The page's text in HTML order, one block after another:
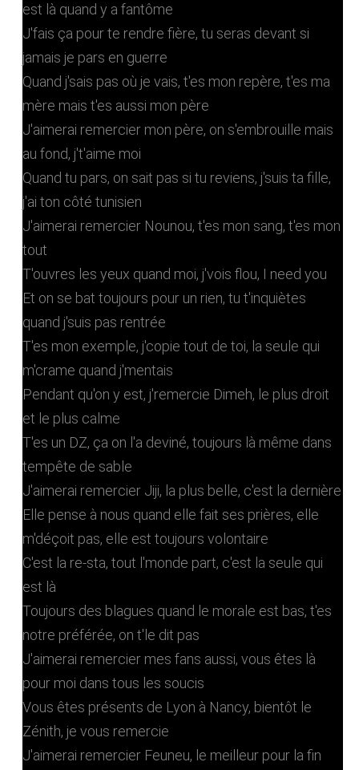
est là quand y a fantôme
J'fais ça pour te rendre fière, tu seras devant si
jamais je pars en guerre
Quand j'sais pas où je vais, t'es mon repère, t'es ma
mère mais t'es aussi mon père
J'aimerai remercier mon père, on s'embrouille mais
au fond, j't'aime moi
Quand tu pars, on sait pas si tu reviens, j'suis ta fille,
j'ai ton côté tunisien
J'aimerai remercier Nounou, t'es mon sang, t'es mon
tout
T'ouvres les yeux quand moi, j'vois flou, I need you
Et on se bat toujours pour un rien, tu t'inquiètes
quand j'suis pas rentrée
T'es mon exemple, j'copie tout de toi, la seule qui
m'crame quand j'mentais
Pendant qu'on y est, j'remercie Dimeh, le plus droit
et le plus calme
T'es un DZ, ça on l'a deviné, toujours là même dans
tempête de sable
J'aimerai remercier Jiji, la plus belle, c'est la dernière
Elle pense à nous quand elle fait ses prières, elle
m'déçoit pas, elle est toujours volontaire
C'est la re-sta, tout l'monde part, c'est la seule qui
est là
Toujours des blagues quand le morale est bas, t'es
notre préférée, on t'le dit pas
J'aimerai remercier mes fans aussi, vous êtes là
pour moi dans tous les soucis
Vous êtes présents de Lyon à Nancy, bientôt le
Zénith, je vous remercie
J'aimerai remercier Feuneu, le meilleur pour la fin